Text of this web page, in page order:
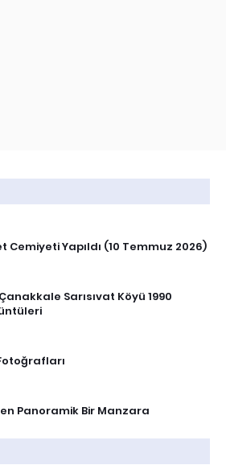
Cemiyeti Yapıldı (10 Temmuz 2026)
Sarısıvat Köyü 1990
Panoramik Bir Manzara